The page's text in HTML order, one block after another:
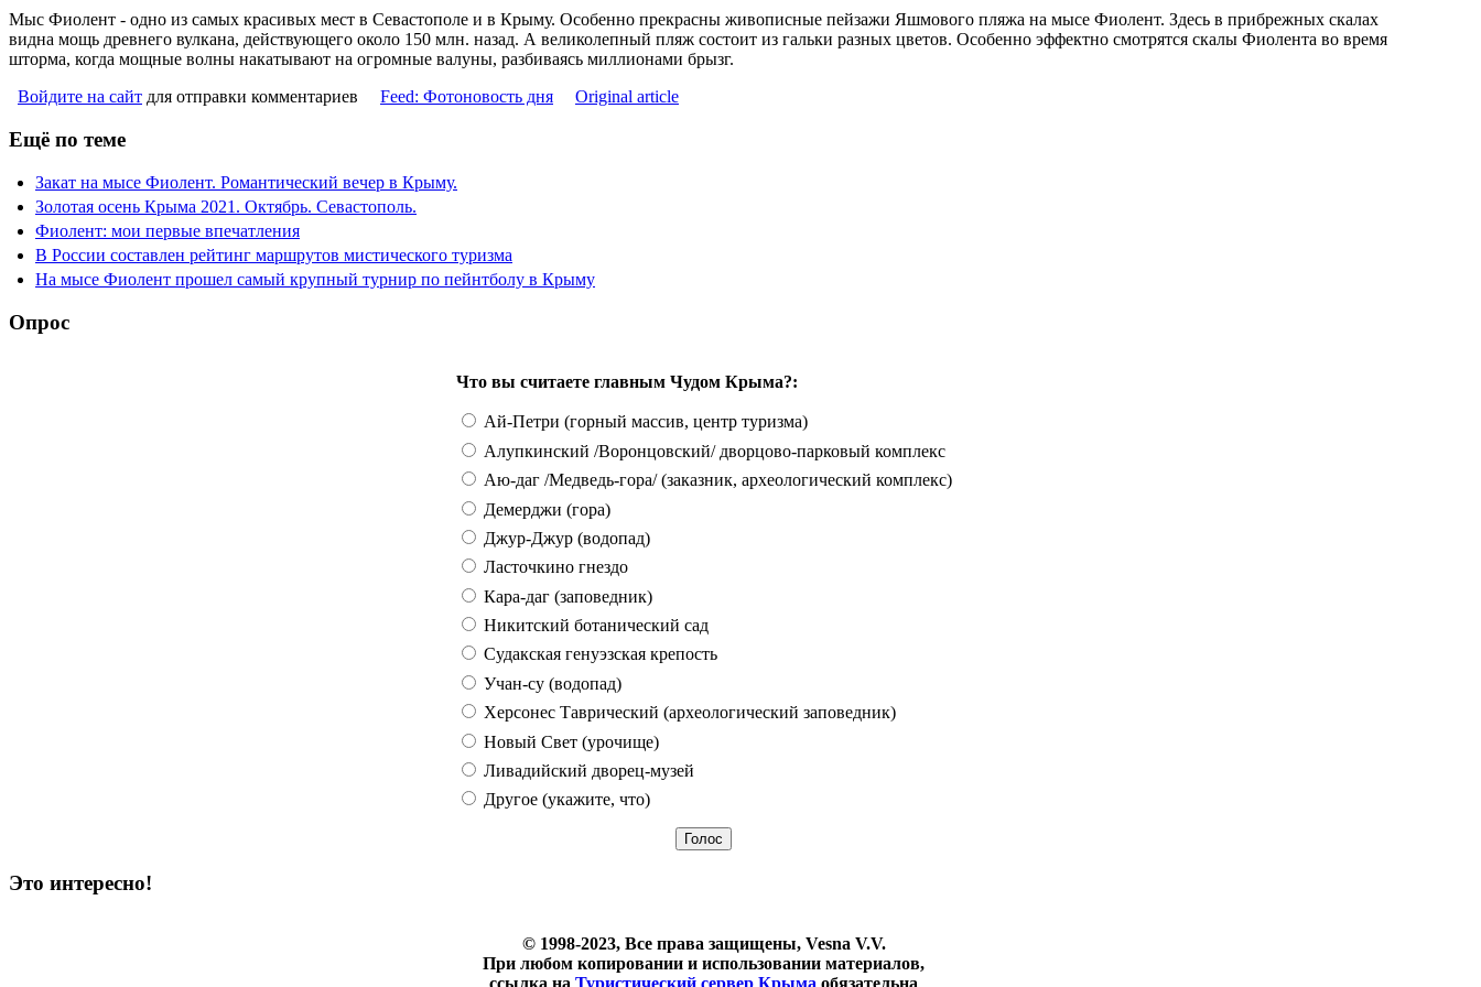
Мыс Фиолент - одно из самых красивых мест в Севастополе и в Крыму. Особенно прекрасны живописные пейзажи Яшмового пляжа на мысе Фиолент. Здесь в прибрежных скалах
видна мощь древнего вулкана, действующего около 150 млн. назад. А великолепный пляж состоит из гальки разных цветов. Особенно эффектно смотрятся скалы Фиолента во время
шторма, когда мощные волны накатывают на огромные валуны, разбиваясь миллионами брызг.
Войдите на сайт для отправки комментариев Feed: Фотоновость дня Original article
Ещё по теме
Закат на мысе Фиолент. Романтический вечер в Крыму.
Золотая осень Крыма 2021. Октябрь. Севастополь.
Фиолент: мои первые впечатления
В России составлен рейтинг маршрутов мистического туризма
На мысе Фиолент прошел самый крупный турнир по пейнтболу в Крыму
Опрос
Что вы считаете главным Чудом Крыма?:
Ай-Петри (горный массив, центр туризма)
Алупкинский /Воронцовский/ дворцово-парковый комплекс
Аю-даг /Медведь-гора/ (заказник, археологический комплекс)
Демерджи (гора)
Джур-Джур (водопад)
Ласточкино гнездо
Кара-даг (заповедник)
Никитский ботанический сад
Судакская генуэзская крепость
Учан-су (водопад)
Херсонес Таврический (археологический заповедник)
Новый Свет (урочище)
Ливадийский дворец-музей
Другое (укажите, что)
Это интересно!
© 1998-2023, Все права защищены, Vesna V.V.
При любом копировании и использовании материалов,
ссылка наТуристический сервер Крыма обязательна